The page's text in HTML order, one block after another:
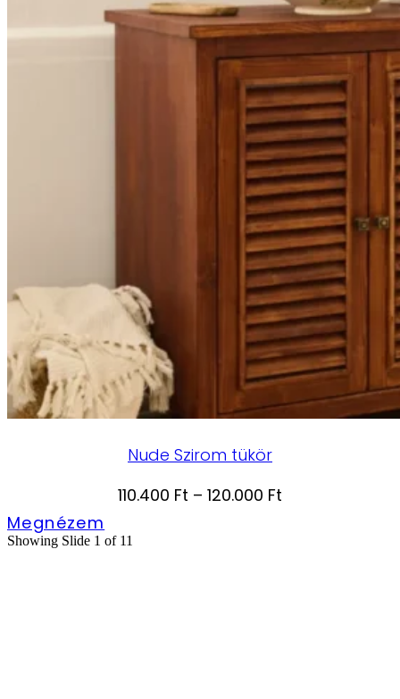
Nude Szirom tükör
110.400 Ft – 120.000 Ft
Megnézem
Showing Slide 1 of 11